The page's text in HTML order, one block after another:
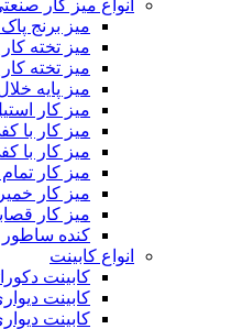
انواع میز کار
میز برنج
میز تخته کار
میز تخته کار
میز پایه
میز کار
میز کار با
میز کار با
میز کار
میز کار خمیر
میز کار
کنده ساطور
انواع کابینت
کابینت
کابینت
کابینت